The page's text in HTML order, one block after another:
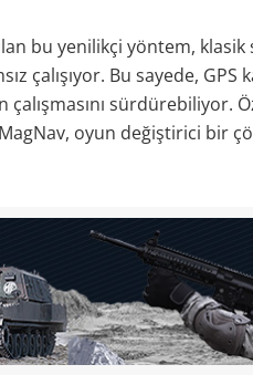
bu yenilikçi yöntem,
çalışıyor. Bu sayede, GPS
sürdürebiliyor.
oyun değiştirici bir